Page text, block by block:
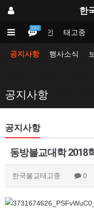
한
BBS
메인 태고종
공지사항 행사소식
공지사항
공지사항
동방불교대학 2018
한국불교태고종 0